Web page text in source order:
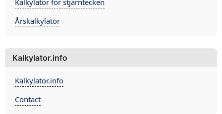
Kalkylator för stjärntecken
Årskalkylator
Kalkylator.info
Kalkylator.info
Contact